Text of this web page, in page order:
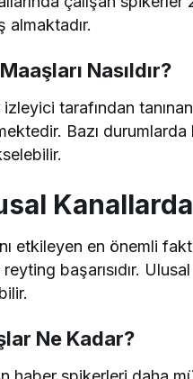
almaktadır.
Nasıldır?
tarafından
Bazı
Kanallarda
etkileyen en önemli
reyting başarısıdır.
Ne Kadar?